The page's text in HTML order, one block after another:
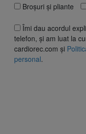
Broșuri și pliante
Îmi dau acordul
telefon, și am luat la
cardiorec.com și
personal.